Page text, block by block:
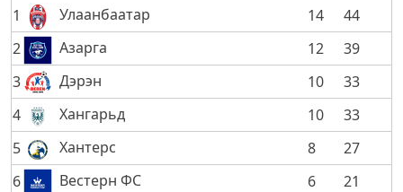
1
Улаанбаатар 14
44
2
Азарга 12
39
3
Дэрэн 10
33
4
Хангарьд 10
33
5
Хантерс 8
27
6
Вестерн ФС 6
21